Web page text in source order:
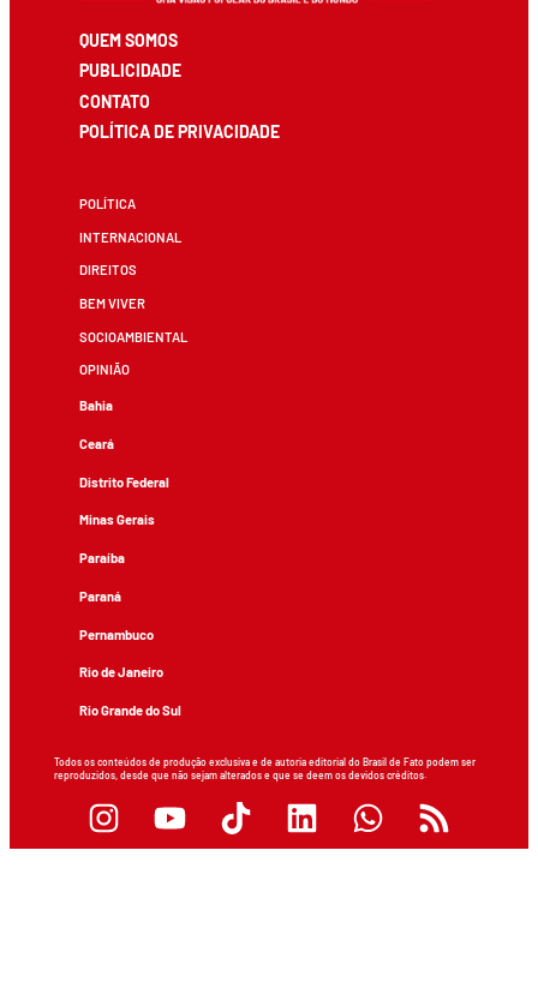
QUEM SOMOS
PUBLICIDADE
CONTATO
POLÍTICA DE PRIVACIDADE
POLÍTICA
INTERNACIONAL
DIREITOS
BEM VIVER
SOCIOAMBIENTAL
OPINIÃO
Bahia
Ceará
Distrito Federal
Minas Gerais
Paraíba
Paraná
Pernambuco
Rio de Janeiro
Rio Grande do Sul
Todos os conteúdos de produção exclusiva e de autoria editorial do Brasil de Fato podem ser
reproduzidos, desde que não sejam alterados e que se deem os devidos créditos.